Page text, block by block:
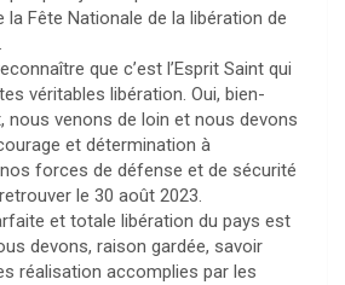
la Fête Nationale de la libération de
que c’est l’Esprit Saint qui
véritables libération. Oui, bien-
nous venons de loin et nous devons
et détermination à
forces de défense et de sécurité
le 30 août 2023.
et totale libération du pays est
devons, raison gardée, savoir
réalisation accomplies par les